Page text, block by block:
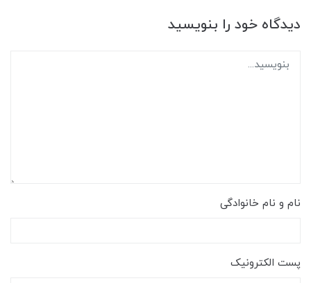
دیدگاه خود را بنویسید
نام و نام خانوادگی
پست الکترونیک